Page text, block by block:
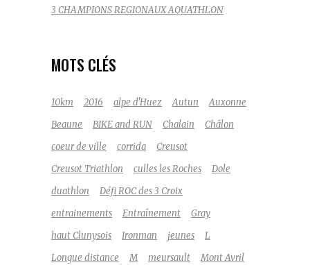
3 CHAMPIONS REGIONAUX AQUATHLON
MOTS CLÉS
10km 2016 alpe d'Huez Autun
Auxonne
Beaune
BIKE and RUN Chalain
Châlon
coeur de ville
corrida
Creusot
Creusot Triathlon
culles les Roches
Dole
duathlon
Défi ROC des 3 Croix
entrainements
Entraînement
Gray
haut Clunysois
Ironman jeunes
L
Longue distance
M meursault
Mont Avril